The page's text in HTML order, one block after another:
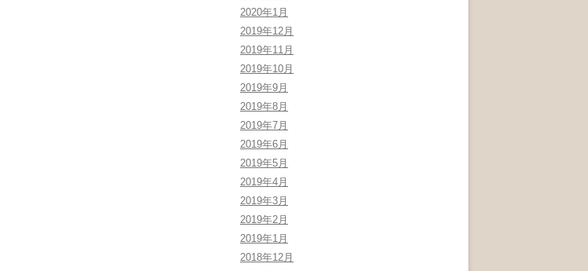
2020年1月
2019年12月
2019年11月
2019年10月
2019年9月
2019年8月
2019年7月
2019年6月
2019年5月
2019年4月
2019年3月
2019年2月
2019年1月
2018年12月